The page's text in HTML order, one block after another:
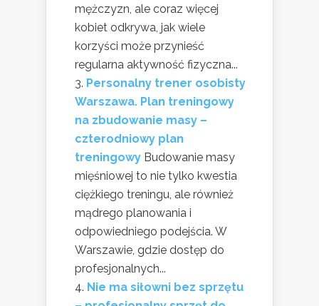
mężczyzn, ale coraz więcej
kobiet odkrywa, jak wiele
korzyści może przynieść
regularna aktywność fizyczna...
Personalny trener osobisty
Warszawa. Plan treningowy
na zbudowanie masy –
czterodniowy plan
treningowy Budowanie masy
mięśniowej to nie tylko kwestia
ciężkiego treningu, ale również
mądrego planowania i
odpowiedniego podejścia. W
Warszawie, gdzie dostęp do
profesjonalnych...
Nie ma siłowni bez sprzętu